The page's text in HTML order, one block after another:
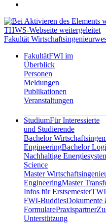
Fakultät
FakultätFWI im
Überblick
Personen
Meldungen
Publikationen
Veranstaltungen
StudiumFür Interessierte
und Studierende
Bachelor
EngineeringBachelor
Nachhaltige
Science
Master
EngineeringMaster
Infos für Erstsemester
FWI-BuddiesDokumente
FormularePraxispartner
Unterstützung